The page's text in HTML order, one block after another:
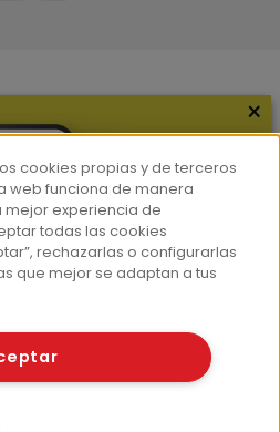
Prensa
Consumer
EROSKI
de cookies
×
cookies propias y de terceros
web funciona de manera
experiencia de
todas las cookies
rechazarlas o configurarlas
que mejor se adaptan a tus